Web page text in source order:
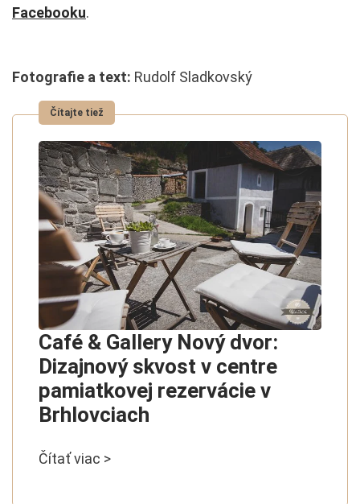
Facebooku.
Fotografie a text: Rudolf Sladkovský
Café & Gallery Nový dvor:
Dizajnový skvost v centre
pamiatkovej rezervácie v
Brhlovciach
Čítať viac >